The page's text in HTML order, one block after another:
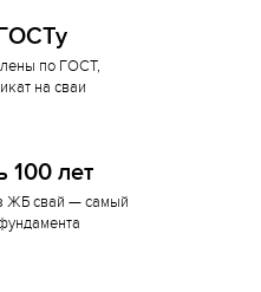
по ГОСТ,
на сваи
100 лет
ЖБ свай — самый